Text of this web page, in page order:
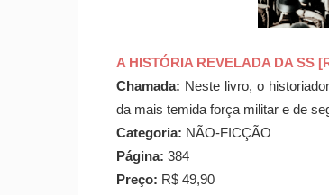
A HISTÓRIA REVELADA DA SS
Chamada: Neste livro, o
da mais temida força militar e de
Categoria: NÃO-FICÇÃO
Página: 384
Preço: R$ 49,90